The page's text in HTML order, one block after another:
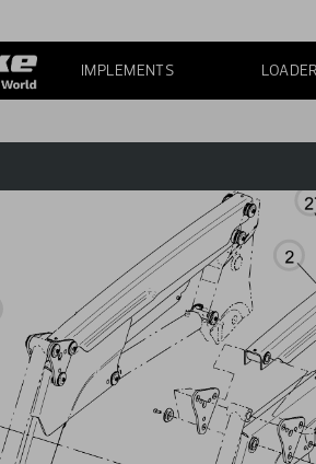
IMPLEMENTS